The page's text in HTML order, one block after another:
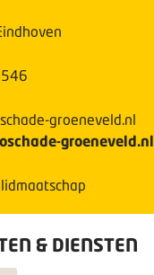
groeneveld.nl
groeneveld.nl
& DIENSTEN